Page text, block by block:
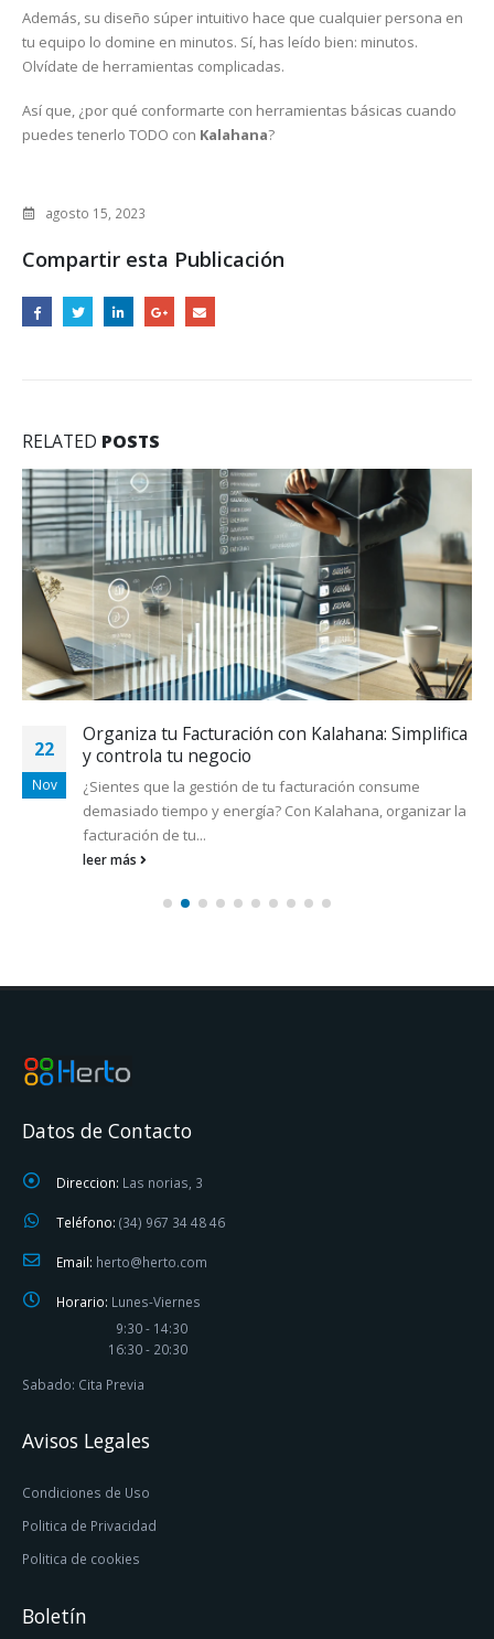
Además, su diseño súper intuitivo hace que cualquier persona en
tu equipo lo domine en minutos. Sí, has leído bien: minutos.
Olvídate de herramientas complicadas.
Así que, ¿por qué conformarte con herramientas básicas cuando
puedes tenerlo TODO con Kalahana?
agosto 15, 2023
Compartir esta Publicación
RELATED POSTS
22
Nov
Organiza tu Facturación con Kalahana: Simplifica
y controla tu negocio
¿Sientes que la gestión de tu facturación consume
demasiado tiempo y energía? Con Kalahana, organizar la
facturación de tu...
leer más
Datos de Contacto
Direccion: Las norias, 3
Teléfono: (34) 967 34 48 46
Email: herto@herto.com
Horario: Lunes-Viernes
9:30 - 14:30
16:30 - 20:30
Sabado: Cita Previa
Avisos Legales
Condiciones de Uso
Politica de Privacidad
Politica de cookies
Boletín